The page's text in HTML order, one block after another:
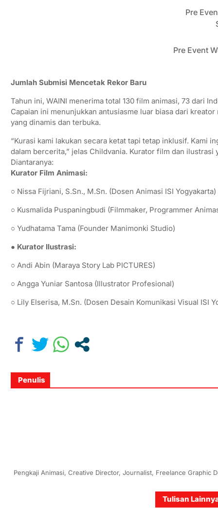
Pre
Pre Event
Jumlah Submisi Mencetak Rekor Baru
Tahun ini, WAINI menerima total 130 film animasi, 73 dari
Capaian ini menunjukkan antusiasme luar biasa dari
yang dinamis dan terbuka.
“Kurasi kami lakukan secara ketat tapi tetap inklusif. Kami
dalam bercerita,” jelas Childvania. Kurator film dan
Diantaranya:
Kurator Film Animasi:
○ Nissa Fijriani, S.Sn., M.Sn. (Dosen Animasi ISI Yogyakarta)
○ Kusmalida Puspaningbudi (Filmmaker, Programmer
○ Yudhatama Tama (Founder Manimonki Studio)
● Kurator Ilustrasi:
○ Andi Abin (Maraya Story Lab PICTURES)
○ Angga Yuniar Santosa (Illustrator Profesional)
○ Lily Elserisa, M.Sn. (Dosen Desain Komunikasi Visual ISI
Penulis
Pengkaji Animasi, Creative Director, Journalist, Freelance Graphic
Tulisan